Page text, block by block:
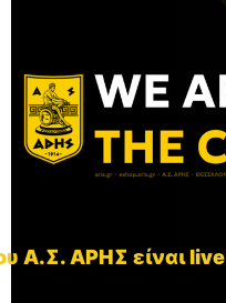
Α.Σ. ΑΡΗΣ είναι live